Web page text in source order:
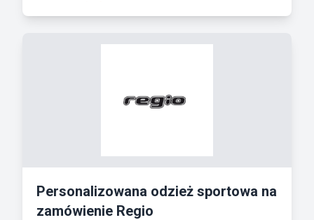
Personalizowana odzież sportowa na
zamówienie Regio